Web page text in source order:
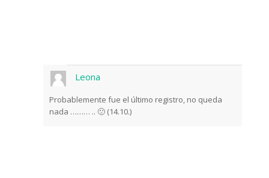
Leona
Probablemente fue el último registro, no queda
nada ……… .. 🙁 (14.10.)